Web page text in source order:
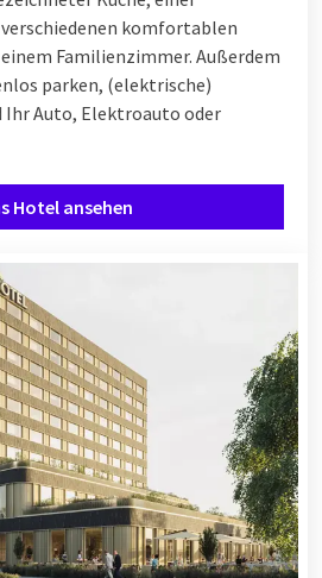
komfortablen
Familienzimmer. Außerdem
parken, (elektrische)
Ihr Auto, Elektroauto oder
Hotel ansehen